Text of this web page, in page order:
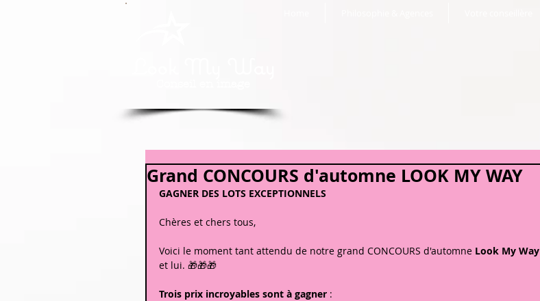
Grand CONCOURS d'automne LOOK MY WAY
GAGNER DES LOTS EXCEPTIONNELS
Chères et chers tous,
Voici le moment tant attendu de notre grand CONCOURS d'automne Look My Way
et lui. 🎁🎁🎁
Trois prix incroyables sont à gagner :